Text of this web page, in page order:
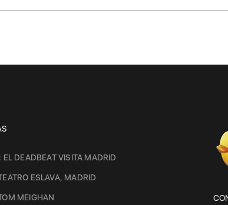
EL DEADBEAT VISITA MADRID
ESLAVA, MADRID
MEIGHAN